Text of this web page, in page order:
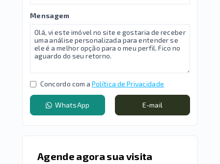
Mensagem
Concordo com a Política de Privacidade
WhatsApp E-mail
Agende agora sua visita